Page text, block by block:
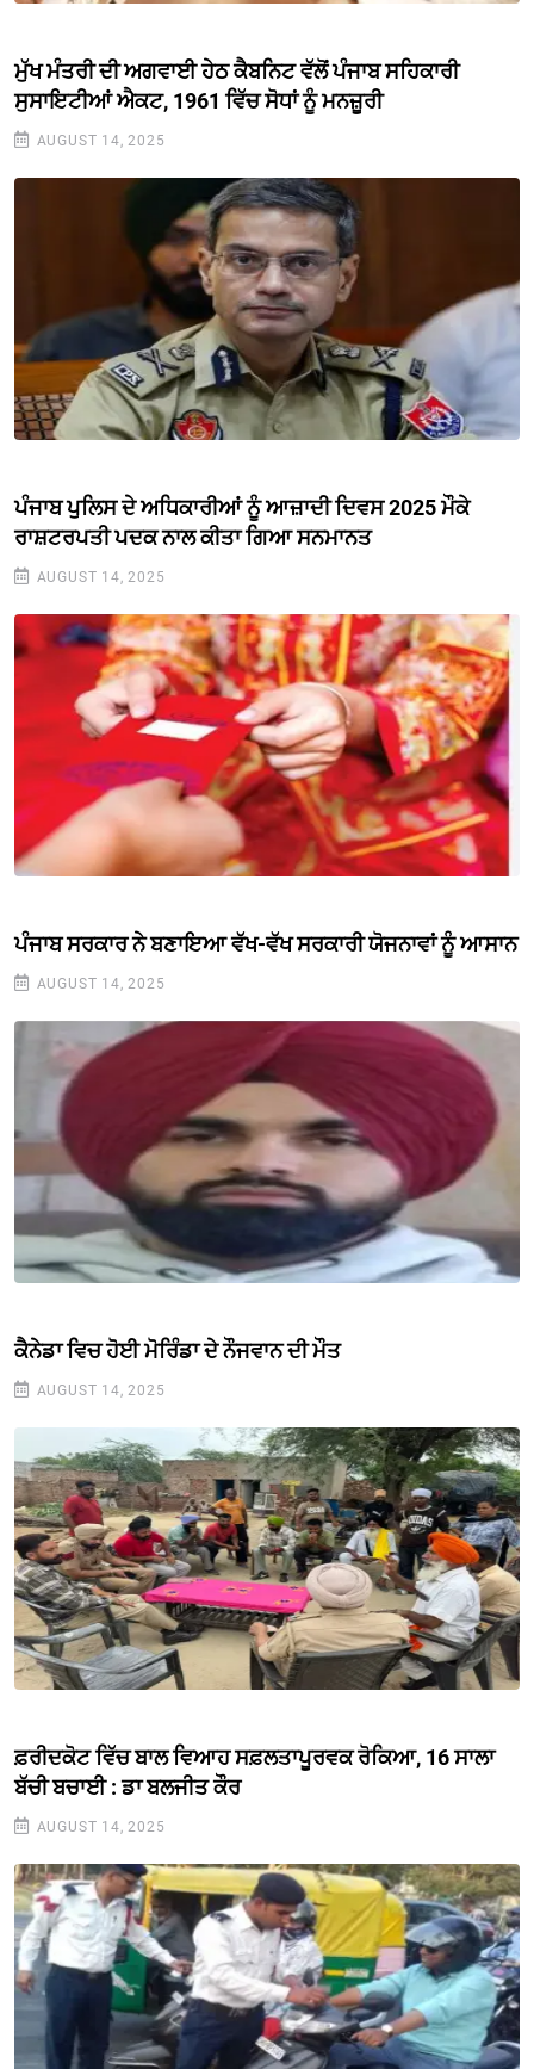
ਮੁੱਖ ਮੰਤਰੀ ਦੀ ਅਗਵਾਈ ਹੇਠ ਕੈਬਨਿਟ ਵੱਲੋਂ ਪੰਜਾਬ ਸਹਿਕਾਰੀ
ਸੁਸਾਇਟੀਆਂ ਐਕਟ, 1961 ਵਿੱਚ ਸੋਧਾਂ ਨੂੰ ਮਨਜ਼ੂਰੀ
AUGUST 14, 2025
ਪੰਜਾਬ ਪੁਲਿਸ ਦੇ ਅਧਿਕਾਰੀਆਂ ਨੂੰ ਆਜ਼ਾਦੀ ਦਿਵਸ 2025 ਮੌਕੇ
ਰਾਸ਼ਟਰਪਤੀ ਪਦਕ ਨਾਲ ਕੀਤਾ ਗਿਆ ਸਨਮਾਨਤ
AUGUST 14, 2025
ਪੰਜਾਬ ਸਰਕਾਰ ਨੇ ਬਣਾਇਆ ਵੱਖ-ਵੱਖ ਸਰਕਾਰੀ ਯੋਜਨਾਵਾਂ ਨੂੰ ਆਸਾਨ
AUGUST 14, 2025
ਕੈਨੇਡਾ ਵਿਚ ਹੋਈ ਮੋਰਿੰਡਾ ਦੇ ਨੌਜਵਾਨ ਦੀ ਮੌਤ
AUGUST 14, 2025
ਫ਼ਰੀਦਕੋਟ ਵਿੱਚ ਬਾਲ ਵਿਆਹ ਸਫ਼ਲਤਾਪੂਰਵਕ ਰੋਕਿਆ, 16 ਸਾਲਾ
ਬੱਚੀ ਬਚਾਈ : ਡਾ ਬਲਜੀਤ ਕੌਰ
AUGUST 14, 2025